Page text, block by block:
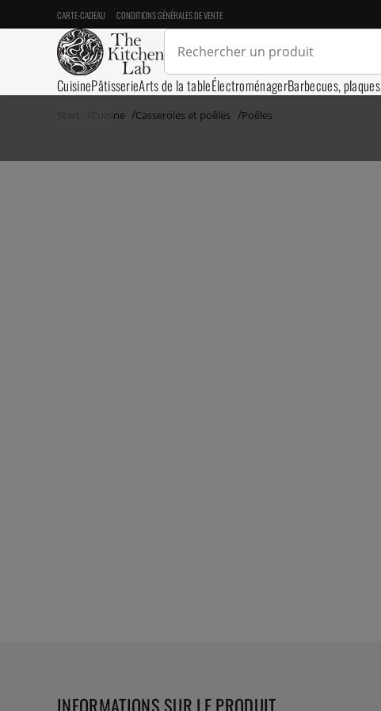
CARTE-CADEAU CONDITIONS GÉNÉRALES DE VENTE
CuisinePâtisserieArts de la tableÉlectroménagerBarbecues,
Start Cuisine Casseroles et poêles Poêles
INFORMATIONS SUR LE PRODUIT